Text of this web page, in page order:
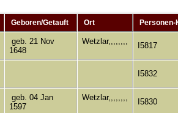
Geboren/Getauft Ort Personen-
geb. 21 Nov
1648
Wetzlar,,,,,,,, I5817
I5832
geb. 04 Jan
1597
Wetzlar,,,,,,,, I5830